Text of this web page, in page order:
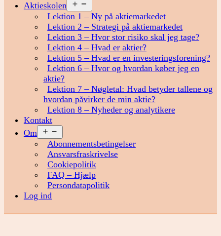
Aktieskolen
menu
Lektion 1 – Ny på aktiemarkedet
Lektion 2 – Strategi på aktiemarkedet
Lektion 3 – Hvor stor risiko skal jeg tage?
Lektion 4 – Hvad er aktier?
Lektion 5 – Hvad er en investeringsforening?
Lektion 6 – Hvor og hvordan køber jeg en
aktie?
Lektion 7 – Nøgletal: Hvad betyder tallene og
hvordan påvirker de min aktie?
Lektion 8 – Nyheder og analytikere
Kontakt
Om
menu
Abonnementsbetingelser
Ansvarsfraskrivelse
Cookiepolitik
FAQ – Hjælp
Persondatapolitik
Log ind